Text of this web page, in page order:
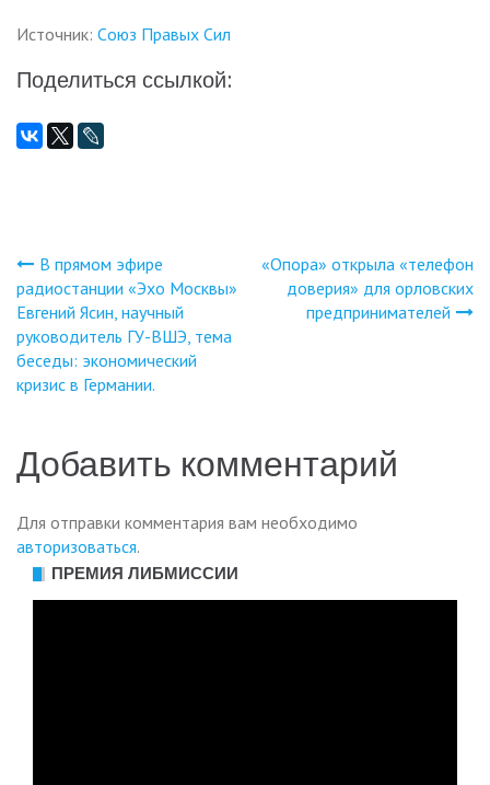
Источник: Cоюз Правых Сил
Поделиться ссылкой:
Навигация
по
записям
В прямом эфире
радиостанции «Эхо Москвы»
Евгений Ясин, научный
руководитель ГУ-ВШЭ, тема
беседы: экономический
кризис в Германии.
«Опора» открыла «телефон
доверия» для орловских
предпринимателей
Добавить комментарий
Для отправки комментария вам необходимо
авторизоваться.
ПРЕМИЯ ЛИБМИССИИ